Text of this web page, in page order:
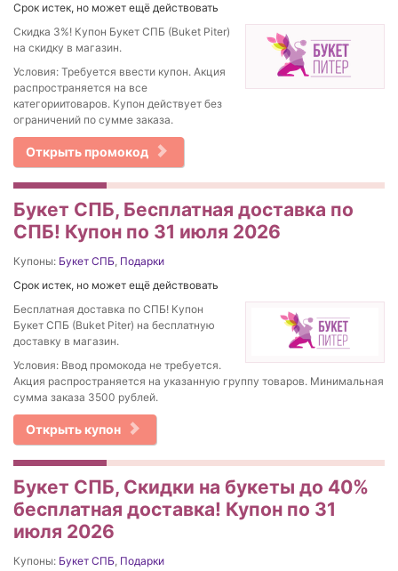
Срок истек, но может ещё действовать
Скидка 3%! Купон Букет СПБ (Buket Piter)
на скидку в магазин.
Условия: Требуется ввести купон. Акция
распространяется на все
категориитоваров. Купон действует без
ограничений по сумме заказа.
Открыть промокод
Букет СПБ, Бесплатная доставка по
СПБ! Купон по 31 июля 2026
Купоны: Букет СПБ, Подарки
Срок истек, но может ещё действовать
Бесплатная доставка по СПБ! Купон
Букет СПБ (Buket Piter) на бесплатную
доставку в магазин.
Условия: Ввод промокода не требуется.
Акция распространяется на указанную группу товаров. Минимальная
сумма заказа 3500 рублей.
Открыть купон
Букет СПБ, Скидки на букеты до 40%
бесплатная доставка! Купон по 31
июля 2026
Купоны: Букет СПБ, Подарки